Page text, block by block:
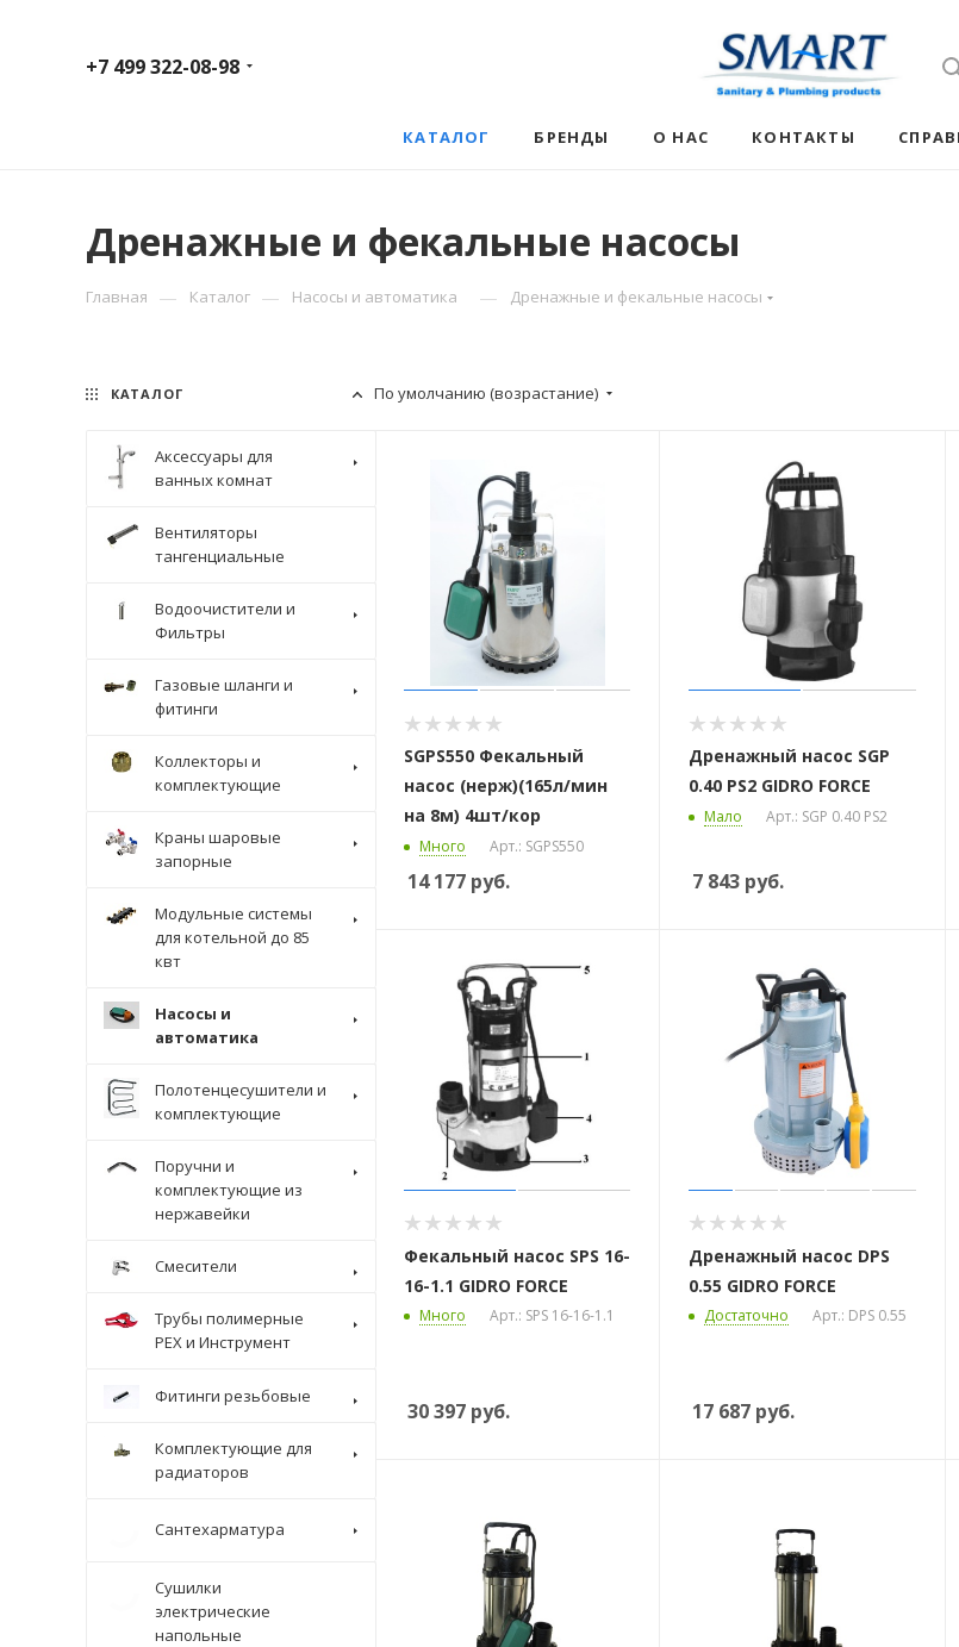
+7 499 322-08-98
КАТАЛОГ БРЕНДЫ О НАС КОНТАКТЫ
Дренажные и фекальные насосы
Главная — Каталог — Насосы и автоматика — Дренажные и фекальные насосы
По умолчанию (возрастание)
SGPS550 Фекальный
насос (нерж)(165л/мин
на 8м) 4шт/кор
Много Арт.: SGPS550
14 177 руб.
Дренажный насос SGP
0.40 PS2 GIDRO FORCE
Мало Арт.: SGP 0.40 PS2
7 843 руб.
Фекальный насос SPS 16-
16-1.1 GIDRO FORCE
Много Арт.: SPS 16-16-1.1
30 397 руб.
Дренажный насос DPS
0.55 GIDRO FORCE
Достаточно Арт.: DPS 0.55
17 687 руб.
КАТАЛОГ
Аксессуары для
ванных комнат
Вентиляторы
тангенциальные
Водоочистители и
Фильтры
Газовые шланги и
фитинги
Коллекторы и
комплектующие
Краны шаровые
запорные
Модульные системы
для котельной до 85
квт
Насосы и
автоматика
Полотенцесушители и
комплектующие
Поручни и
комплектующие из
нержавейки
Смесители
Трубы полимерные
PEX и Инструмент
Фитинги резьбовые
Комплектующие для
радиаторов
Сантехарматура
Сушилки
электрические
напольные